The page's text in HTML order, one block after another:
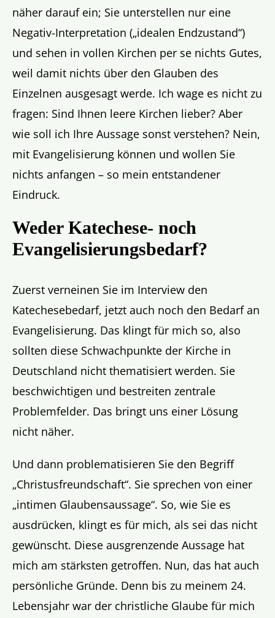
näher darauf ein; Sie unterstellen nur eine
Negativ-Interpretation („idealen Endzustand“)
und sehen in vollen Kirchen per se nichts Gutes,
weil damit nichts über den Glauben des
Einzelnen ausgesagt werde. Ich wage es nicht zu
fragen: Sind Ihnen leere Kirchen lieber? Aber
wie soll ich Ihre Aussage sonst verstehen? Nein,
mit Evangelisierung können und wollen Sie
nichts anfangen – so mein entstandener
Eindruck.
Weder Katechese- noch
Evangelisierungsbedarf?
Zuerst verneinen Sie im Interview den
Katechesebedarf, jetzt auch noch den Bedarf an
Evangelisierung. Das klingt für mich so, also
sollten diese Schwachpunkte der Kirche in
Deutschland nicht thematisiert werden. Sie
beschwichtigen und bestreiten zentrale
Problemfelder. Das bringt uns einer Lösung
nicht näher.
Und dann problematisieren Sie den Begriff
„Christusfreundschaft“. Sie sprechen von einer
„intimen Glaubensaussage“. So, wie Sie es
ausdrücken, klingt es für mich, als sei das nicht
gewünscht. Diese ausgrenzende Aussage hat
mich am stärksten getroffen. Nun, das hat auch
persönliche Gründe. Denn bis zu meinem 24.
Lebensjahr war der christliche Glaube für mich